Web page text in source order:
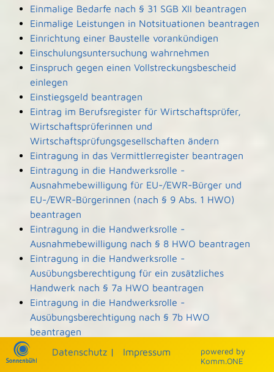
Einmalige Bedarfe nach § 31 SGB XII beantragen
Einmalige Leistungen in Notsituationen beantragen
Einrichtung einer Baustelle vorankündigen
Einschulungsuntersuchung wahrnehmen
Einspruch gegen einen Vollstreckungsbescheid
einlegen
Einstiegsgeld beantragen
Eintrag im Berufsregister für Wirtschaftsprüfer,
Wirtschaftsprüferinnen und
Wirtschaftsprüfungsgesellschaften ändern
Eintragung in das Vermittlerregister beantragen
Eintragung in die Handwerksrolle -
Ausnahmebewilligung für EU-/EWR-Bürger und
EU-/EWR-Bürgerinnen (nach § 9 Abs. 1 HWO)
beantragen
Eintragung in die Handwerksrolle -
Ausnahmebewilligung nach § 8 HWO beantragen
Eintragung in die Handwerksrolle -
Ausübungsberechtigung für ein zusätzliches
Handwerk nach § 7a HWO beantragen
Eintragung in die Handwerksrolle -
Ausübungsberechtigung nach § 7b HWO
beantragen
Eintragung und Einsicht in die Denkmalliste
beantragen
powered by
Komm.ONE
Datenschutz | Impressum